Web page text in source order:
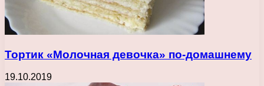
Тортик «Молочная девочка» по-домашнему
19.10.2019